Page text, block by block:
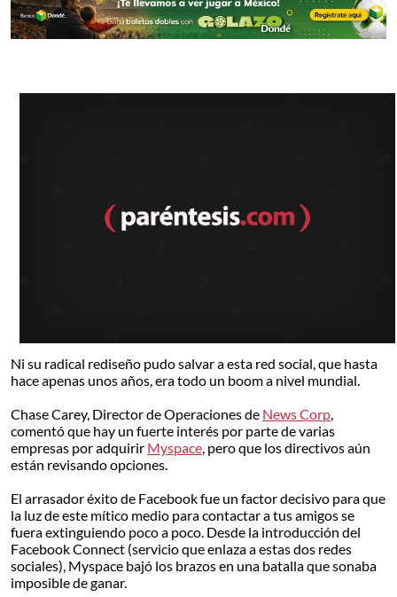
Ni su radical rediseño pudo salvar a esta red social, que hasta
hace apenas unos años, era todo un boom a nivel mundial.
Chase Carey, Director de Operaciones de News Corp,
comentó que hay un fuerte interés por parte de varias
empresas por adquirir Myspace, pero que los directivos aún
están revisando opciones.
El arrasador éxito de Facebook fue un factor decisivo para que
la luz de este mítico medio para contactar a tus amigos se
fuera extinguiendo poco a poco. Desde la introducción del
Facebook Connect (servicio que enlaza a estas dos redes
sociales), Myspace bajó los brazos en una batalla que sonaba
imposible de ganar.